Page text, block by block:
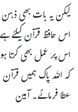
لیکن یہ بات بھی
اس حافظ قرآن کیلئے
اس پر عمل بھی کرتا
کہ اللہ پاک ہمیں
عطا فرمائے۔ آمین